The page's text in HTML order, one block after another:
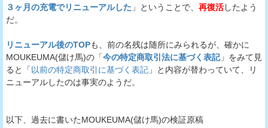
３ヶ月の充電でリニューアルした 」ということで、 再復活したよう
だ。
リニューアル後のTOPも、前の名残は随所にみられるが、確かに
MOUKEUMA(儲け馬)の「今の特定商取引法に基づく表記」をみて見
ると「以前の特定商取引に基づく表記 」と内容が替わっていて、リ
ニューアルしたのは事実のようだ。
以下、過去に書いたMOUKEUMA(儲け馬)の検証原稿